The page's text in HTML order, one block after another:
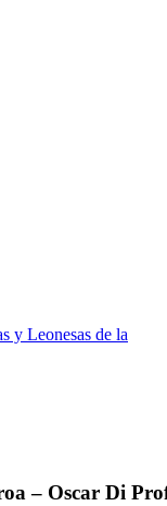
– Oscar Di